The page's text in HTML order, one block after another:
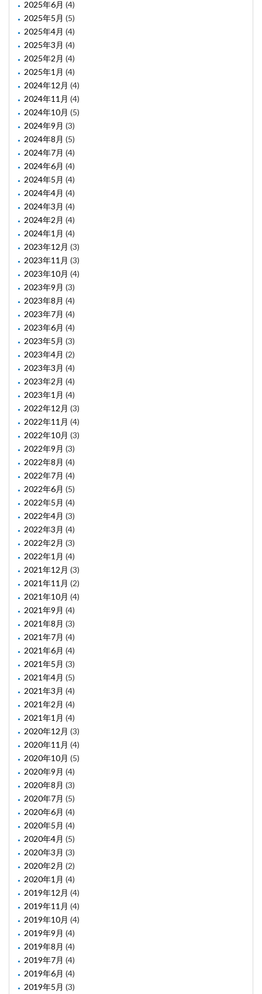
2025年6月 (4)
2025年5月 (5)
2025年4月 (4)
2025年3月 (4)
2025年2月 (4)
2025年1月 (4)
2024年12月 (4)
2024年11月 (4)
2024年10月 (5)
2024年9月 (3)
2024年8月 (5)
2024年7月 (4)
2024年6月 (4)
2024年5月 (4)
2024年4月 (4)
2024年3月 (4)
2024年2月 (4)
2024年1月 (4)
2023年12月 (3)
2023年11月 (3)
2023年10月 (4)
2023年9月 (3)
2023年8月 (4)
2023年7月 (4)
2023年6月 (4)
2023年5月 (3)
2023年4月 (2)
2023年3月 (4)
2023年2月 (4)
2023年1月 (4)
2022年12月 (3)
2022年11月 (4)
2022年10月 (3)
2022年9月 (3)
2022年8月 (4)
2022年7月 (4)
2022年6月 (5)
2022年5月 (4)
2022年4月 (3)
2022年3月 (4)
2022年2月 (3)
2022年1月 (4)
2021年12月 (3)
2021年11月 (2)
2021年10月 (4)
2021年9月 (4)
2021年8月 (3)
2021年7月 (4)
2021年6月 (4)
2021年5月 (3)
2021年4月 (5)
2021年3月 (4)
2021年2月 (4)
2021年1月 (4)
2020年12月 (3)
2020年11月 (4)
2020年10月 (5)
2020年9月 (4)
2020年8月 (3)
2020年7月 (5)
2020年6月 (4)
2020年5月 (4)
2020年4月 (5)
2020年3月 (3)
2020年2月 (2)
2020年1月 (4)
2019年12月 (4)
2019年11月 (4)
2019年10月 (4)
2019年9月 (4)
2019年8月 (4)
2019年7月 (4)
2019年6月 (4)
2019年5月 (3)